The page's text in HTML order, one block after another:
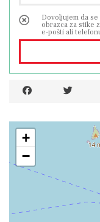
Dovoljujem da
obrazca za stike
e-pošti ali
+
−